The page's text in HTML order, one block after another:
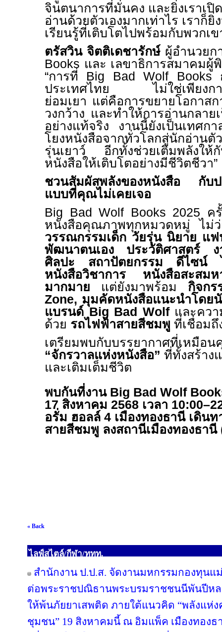
จินตนาการที่มั่นคง และยิ่งเราเปิ
อ่านด้วยตัวเองมากเท่าไร เราก็
เรียนรู้ที่เติบโตไปพร้อมกับพวกเข
ตรัสวิน จิตติเดชารักษ์ ผู้อำนวย
Books และ เลขาธิการสมาคมผู้
“การที่ Big Bad Wolf Books
ประเทศไทย ไม่ใช่เพียงการ
ย่อมเยา แต่คือการขยายโอกาส
วงกว้าง และทำให้การอ่านกลา
อย่างแท้จริง งานนี้ยังเป็นเทศก
โยงหนังสือจากทั่วโลกสู่นักอ่านตั
รุ่นเยาว์ อีกทั้งช่วยเติมพลังให้กั
หนังสือให้เติบโตอย่างมีชีวิตชีวา”
ชวนสัมผัสพลังของหนังสือ กับป
แบบที่คุณไม่เคยเจอ
Big Bad Wolf Books 2025 ค
หนังสือคุณภาพทุกหมวดหมู่ ไม่ว่
วรรณกรรมเด็ก วัยรุ่น นิยาย แฟ
พัฒนาตนเอง ประวัติศาสตร์
ศิลปะ สถาปัตยกรรม ดีไซน์
หนังสือวิชาการ หนังสือสะสม
มากมาย แต่ยังมาพร้อม กิจก
Zone, มุมคัดหนังสือแนะนำโดย
แบรนด์Big Bad Wolf และคว
ด้วย รถไฟฟ้าสายสีชมพู ที่เชื่อมถึ
เตรียมพบกับบรรยากาศที่เหมือ
“จักรวาลแห่งหนังสือ” ที่ทั้งสร้าง
และเติมเต็มชีวิต
พบกันที่งาน Big Bad Wolf
17 สิงหาคม 2568 เวลา
อรั่ม ฮอลล์ 4 เมืองทองธานี เดินท
สายสีชมพู ลงสถานีเมืองทองธานี
« Back
ไลฟ์สไตล์/กีฬา/ททท.
สำนักงาน ป.ป.ส. จัดงานมหกรรมกองทุนแ
ต่อพระราชปณิธานพระบรมราชชนนีพันปีห
ให้พ้นภัยยาเสพติด ภายใต้แนวคิด “พลังแห่
ชุมชน” 19 สิงหาคมนี้ ณ อิมแพ็ค เมืองทองธ